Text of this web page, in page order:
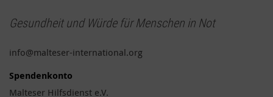
Gesundheit und Würde für Menschen in Not
info@malteser-international.org
Spendenkonto
Malteser Hilfsdienst e.V.